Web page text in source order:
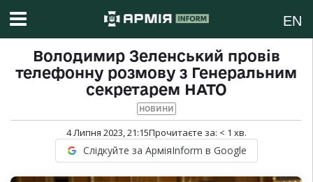
EN
Володимир Зеленський провів
телефонну розмову з Генеральним
секретарем НАТО
НОВИНИ
4 Липня 2023, 21:15Прочитаєте за: < 1 хв.
Слідкуйте за АрміяInform в Google